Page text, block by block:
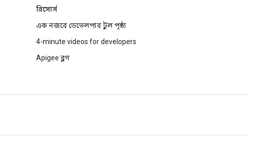
রিসোর্স
এক নজরে ডেভেলপার টুল পৃষ্ঠা
4-minute videos for developers
Apigee ব্লগ